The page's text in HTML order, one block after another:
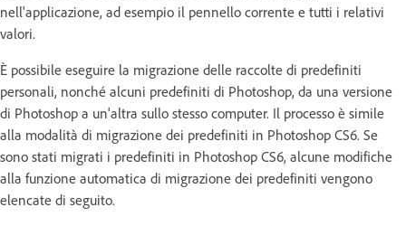
nell'applicazione, ad esempio il pennello corrente e tutti i relativi
valori.
È possibile eseguire la migrazione delle raccolte di predefiniti
personali, nonché alcuni predefiniti di Photoshop, da una versione
di Photoshop a un'altra sullo stesso computer. Il processo è simile
alla modalità di migrazione dei predefiniti in Photoshop CS6. Se
sono stati migrati i predefiniti in Photoshop CS6, alcune modifiche
alla funzione automatica di migrazione dei predefiniti vengono
elencate di seguito.